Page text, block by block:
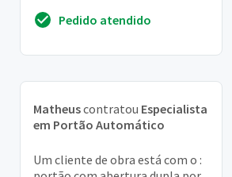
Pedido atendido
Matheuscontratou Especialista
em Portão Automático
Um cliente de obra está com o :